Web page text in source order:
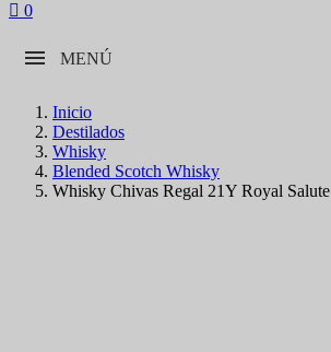
 0
MENÚ
Inicio
Destilados
Whisky
Blended Scotch Whisky
Whisky Chivas Regal 21Y Royal Salute